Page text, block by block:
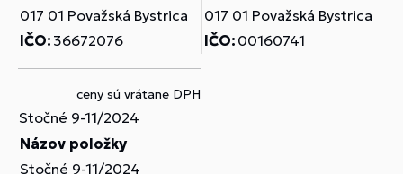
017 01 Považská Bystrica
IČO: 36672076
017 01 Považská Bystrica
IČO: 00160741
ceny sú vrátane DPH
Stočné 9-11/2024
Názov položky
Stočné 9-11/2024